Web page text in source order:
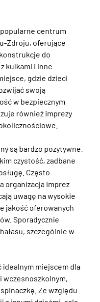
popularne centrum
Zdroju, oferujące
do
kulkami i inne
gdzie dzieci
swoją
w bezpiecznym
również imprezy
są bardzo pozytywne.
czystość, zadbane
Często
organizacja imprez
uwagę na wysokie
jakość oferowanych
Sporadycznie
szczególnie w
idealnym miejscem dla
wczesnoszkolnym,
Ze względu